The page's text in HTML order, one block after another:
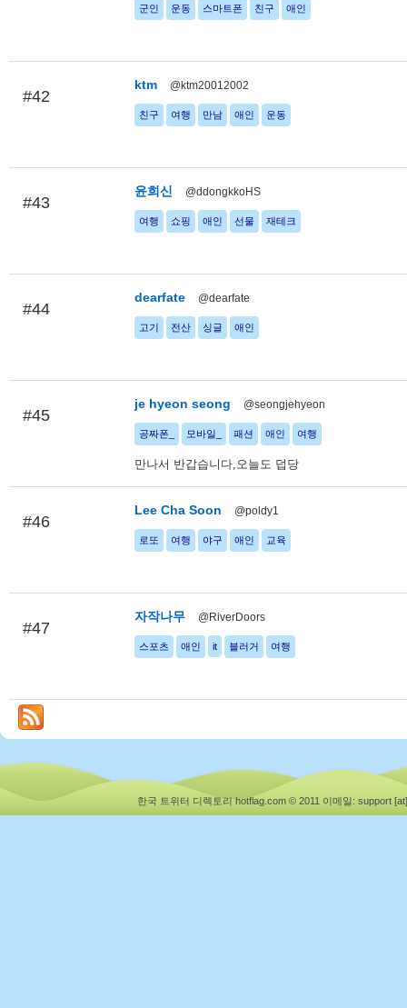
군인 운동 스마트폰 친구 애인
#42
ktm @ktm20012002
친구 여행 만남 애인 운동
#43
윤희신 @ddongkkoHS
여행 쇼핑 애인 선물 재테크
#44
dearfate @dearfate
고기 전산 싱글 애인
#45
je hyeon seong @seongjehyeon
공짜폰_ 모바일_ 패션 애인 여행
만나서 반갑습니다,오늘도 덥당
#46
Lee Cha Soon @poldy1
로또 여행 야구 애인 교육
#47
자작나무 @RiverDoors
스포츠 애인 it 블러거 여행
한국 트위터 디렉토리 hotflag.com © 2011 이메일: support